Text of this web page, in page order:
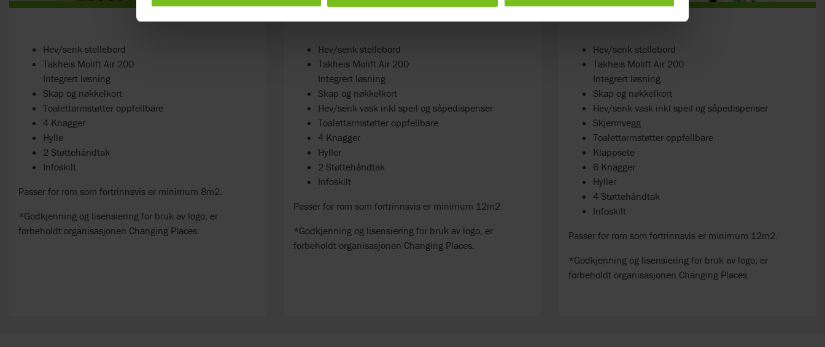
Hev/senk stellebord
Takheis Molift Air 200
Integrert løsning
Skap og nøkkelkort
Toalettarmstøtter oppfellbare
4 Knagger
Hylle
2 Støttehåndtak
Infoskilt
Passer for rom som fortrinnsvis er minimum 8m2.
*Godkjenning og lisensiering for bruk av logo, er
forbeholdt organisasjonen Changing Places.
Hev/senk stellebord
Takheis Molift Air 200
Integrert løsning
Skap og nøkkelkort
Hev/senk vask inkl speil og såpedispenser
Toalettarmstøtter oppfellbare
4 Knagger
Hyller
2 Støttehåndtak
Infoskilt
Passer for rom som fortrinnsvis er minimum 12m2.
*Godkjenning og lisensiering for bruk av logo, er
forbeholdt organisasjonen Changing Places.
Hev/senk stellebord
Takheis Molift Air 200
Integrert løsning
Skap og nøkkelkort
Hev/senk vask inkl speil og såpedispenser
Skjermvegg
Toalettarmstøtter oppfellbare
Klappsete
6 Knagger
Hyller
4 Støttehåndtak
Infoskilt
Passer for rom som fortrinnsvis er minimum 12m2.
*Godkjenning og lisensiering for bruk av logo, er
forbeholdt organisasjonen Changing Places.